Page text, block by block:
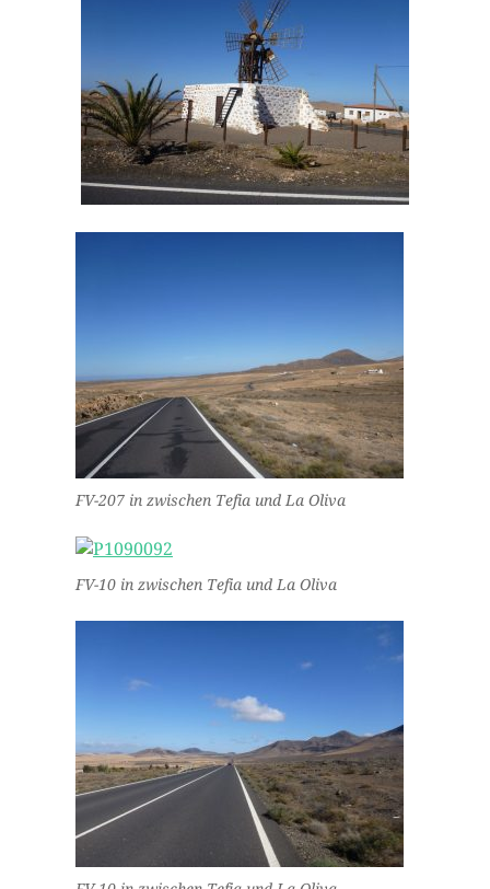
FV-207 in zwischen Tefia und La Oliva
FV-10 in zwischen Tefia und La Oliva